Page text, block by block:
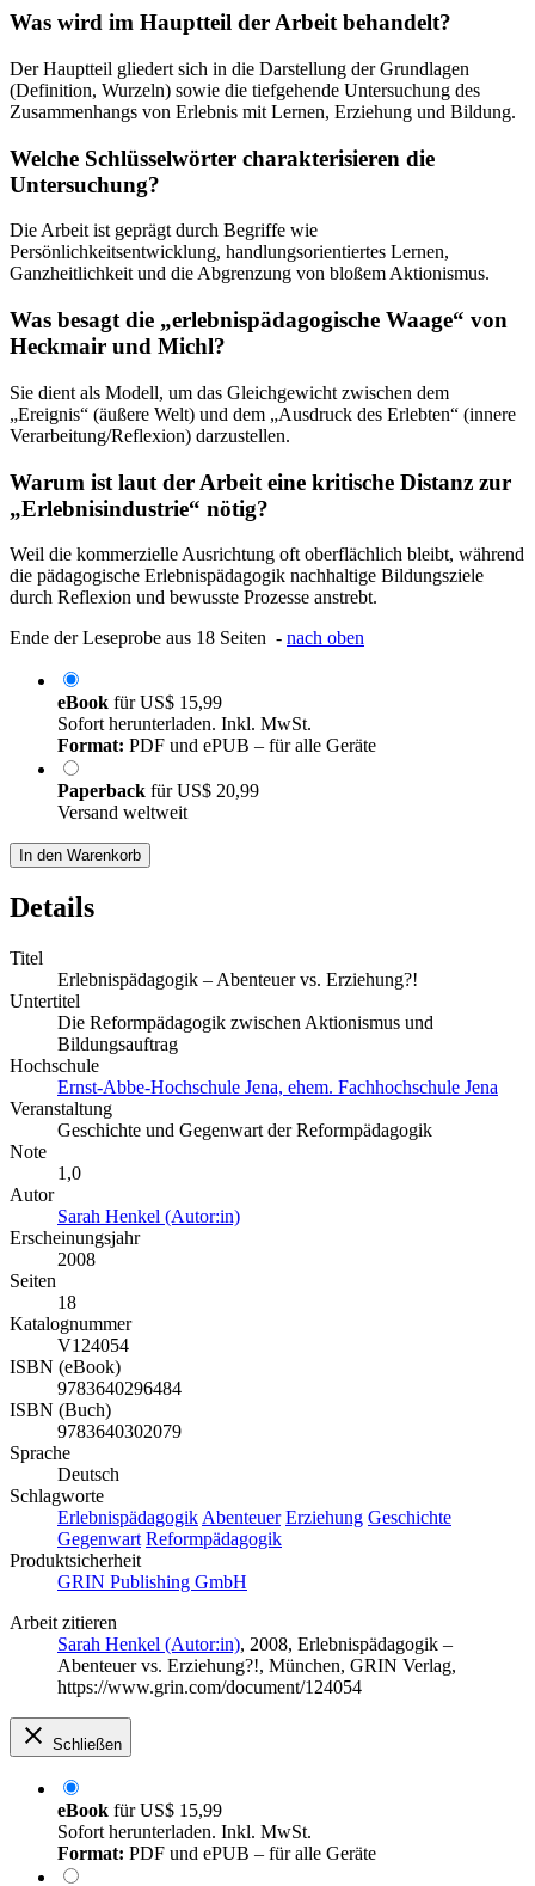
Was wird im Hauptteil der Arbeit behandelt?
Der Hauptteil gliedert sich in die Darstellung der Grundlagen
(Definition, Wurzeln) sowie die tiefgehende Untersuchung des
Zusammenhangs von Erlebnis mit Lernen, Erziehung und Bildung.
Welche Schlüsselwörter charakterisieren die
Untersuchung?
Die Arbeit ist geprägt durch Begriffe wie
Persönlichkeitsentwicklung, handlungsorientiertes Lernen,
Ganzheitlichkeit und die Abgrenzung von bloßem Aktionismus.
Was besagt die „erlebnispädagogische Waage“ von
Heckmair und Michl?
Sie dient als Modell, um das Gleichgewicht zwischen dem
„Ereignis“ (äußere Welt) und dem „Ausdruck des Erlebten“ (innere
Verarbeitung/Reflexion) darzustellen.
Warum ist laut der Arbeit eine kritische Distanz zur
„Erlebnisindustrie“ nötig?
Weil die kommerzielle Ausrichtung oft oberflächlich bleibt, während
die pädagogische Erlebnispädagogik nachhaltige Bildungsziele
durch Reflexion und bewusste Prozesse anstrebt.
Ende der Leseprobe aus 18 Seiten - nach oben
eBook fürUS$ 15,99
Sofort herunterladen. Inkl. MwSt.
Format: PDF und ePUB – für alle Geräte
Paperback fürUS$ 20,99
Versand weltweit
In den Warenkorb
Details
Titel
Erlebnispädagogik – Abenteuer vs. Erziehung?!
Untertitel
Die Reformpädagogik zwischen Aktionismus und
Bildungsauftrag
Hochschule
Ernst-Abbe-Hochschule Jena, ehem. Fachhochschule Jena
Veranstaltung
Geschichte und Gegenwart der Reformpädagogik
Note
1,0
Autor
Sarah Henkel (Autor:in)
Erscheinungsjahr
2008
Seiten
18
Katalognummer
V124054
ISBN (eBook)
9783640296484
ISBN (Buch)
9783640302079
Sprache
Deutsch
Schlagworte
Erlebnispädagogik Abenteuer Erziehung Geschichte
Gegenwart Reformpädagogik
Produktsicherheit
GRIN Publishing GmbH
Arbeit zitieren
Sarah Henkel (Autor:in), 2008, Erlebnispädagogik –
Abenteuer vs. Erziehung?!, München, GRIN Verlag,
https://www.grin.com/document/124054
Schließen
eBook fürUS$ 15,99
Sofort herunterladen. Inkl. MwSt.
Format: PDF und ePUB – für alle Geräte